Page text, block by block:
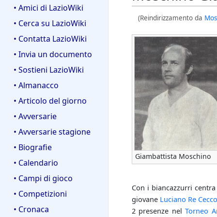
• Amici di LazioWiki
• Cerca su LazioWiki
• Contatta LazioWiki
• Invia un documento
• Sostieni LazioWiki
• Almanacco
• Articolo del giorno
• Avversarie
• Avversarie stagione
• Biografie
• Calendario
• Campi di gioco
• Competizioni
• Cronaca
(Reindirizzamento da
Giambattista Moschino
Con i biancazzurri
giovane Luciano Re
2 presenze nelTorneo